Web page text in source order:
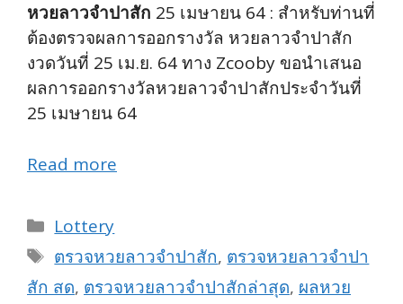
หวยลาวจำปาสัก 25 เมษายน 64 : สำหรับท่านที่
ต้องตรวจผลการออกรางวัล หวยลาวจำปาสัก
งวดวันที่ 25 เม.ย. 64 ทาง Zcooby ขอนำเสนอ
ผลการออกรางวัลหวยลาวจำปาสักประจำวันที่
25 เมษายน 64
Read more
Categories
Lottery
Tags
ตรวจหวยลาวจำปาสัก, ตรวจหวยลาวจำปา
สัก สด, ตรวจหวยลาวจำปาสักล่าสุด, ผลหวย